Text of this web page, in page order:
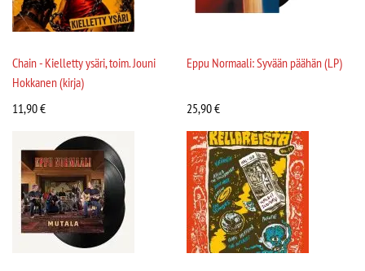
Chain - Kielletty ysäri, toim. Jouni
Hokkanen (kirja)
11,90€
Eppu Normaali: Syvään päähän (LP)
25,90€